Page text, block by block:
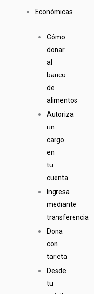
Económicas
Cómo
donar
al
banco
de
alimentos
Autoriza
un
cargo
en
tu
cuenta
Ingresa
mediante
transferencia
Dona
con
tarjeta
Desde
tu